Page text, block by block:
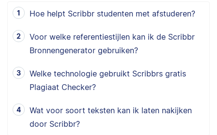
Hoe helpt Scribbr studenten met afstuderen?
Voor welke referentiestijlen kan ik de Scribbr
Bronnengenerator gebruiken?
Welke technologie gebruikt Scribbrs gratis
Plagiaat Checker?
Wat voor soort teksten kan ik laten nakijken
door Scribbr?